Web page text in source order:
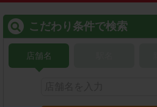
こだわり条件で検索
店舗名